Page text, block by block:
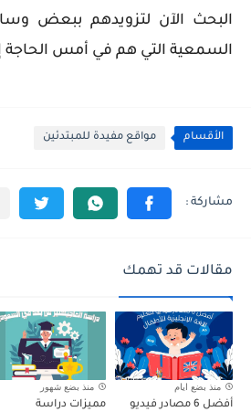
البحث الآن لتزويدهم ببعض
السمعية التي هم في أمس الحاجة
الأقسام مواقع مفيدة للمبتدئين
مقالات قد تهمك
منذ بضع ايام
أفضل 6 مصادر فيديو
منذ بضع شهور
مميزات دراسة